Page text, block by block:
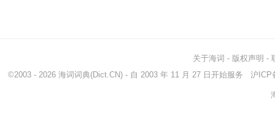
关于海词 - 版权声明 -
©2003 - 2026 海词词典(Dict.CN) - 自 2003 年 11 月 27 日开始服务 沪ICP